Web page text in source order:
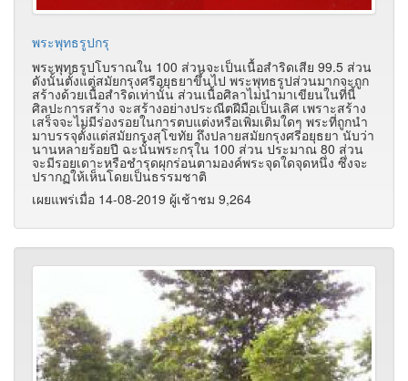
พระพุทธรูปกรุ
พระพุทธรูปโบราณใน 100 ส่วนจะเป็นเนื้อสำริดเสีย 99.5 ส่วน
ดังนั้นตั้งแต่สมัยกรุงศรีอยุธยาขึ้นไป พระพุทธรูปส่วนมากจะถูก
สร้างด้วยเนื้อสำริดเท่านั้น ส่วนเนื้อศิลาไม่นำมาเขียนในที่นี้
ศิลปะการสร้าง จะสร้างอย่างประณีตฝีมือเป็นเลิศ เพราะสร้าง
เสร็จจะไม่มีร่องรอยในการตบแต่งหรือเพิ่มเติมใดๆ พระที่ถูกนำ
มาบรรจุตั้งแต่สมัยกรุงสุโขทัย ถึงปลายสมัยกรุงศรีอยุธยา นับว่า
นานหลายร้อยปี ฉะนั้นพระกรุใน 100 ส่วน ประมาณ 80 ส่วน
จะมีรอยเดาะหรือชำรุดผุกร่อนตามองค์พระจุดใดจุดหนึ่ง ซึ่งจะ
ปรากฏให้เห็นโดยเป็นธรรมชาติ
เผยแพร่เมื่อ 14-08-2019 ผู้เช้าชม 9,264